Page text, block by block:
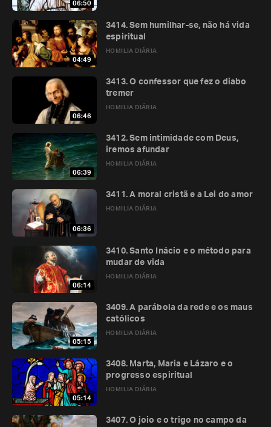
06:50
04:49
HOMILIA DIÁRIA
3414. Sem humilhar-se, não há vida
espiritual
06:46
HOMILIA DIÁRIA
3413. O confessor que fez o diabo
tremer
06:39
HOMILIA DIÁRIA
3412. Sem intimidade com Deus,
iremos afundar
06:36
HOMILIA DIÁRIA
3411. A moral cristã e a Lei do amor
06:14
HOMILIA DIÁRIA
3410. Santo Inácio e o método para
mudar de vida
05:15
HOMILIA DIÁRIA
3409. A parábola da rede e os maus
católicos
05:14
HOMILIA DIÁRIA
3408. Marta, Maria e Lázaro e o
progresso espiritual
3407. O joio e o trigo no campo da